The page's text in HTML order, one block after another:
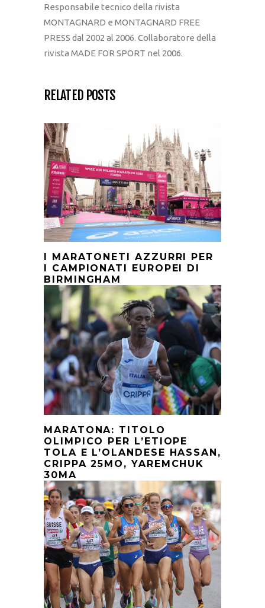
Responsabile tecnico della rivista
MONTAGNARD e MONTAGNARD FREE
PRESS dal 2002 al 2006. Collaboratore della
rivista MADE FOR SPORT nel 2006.
RELATED POSTS
I MARATONETI AZZURRI PER
I CAMPIONATI EUROPEI DI
BIRMINGHAM
MARATONA: TITOLO
OLIMPICO PER L’ETIOPE
TOLA E L’OLANDESE HASSAN,
CRIPPA 25MO, YAREMCHUK
30MA